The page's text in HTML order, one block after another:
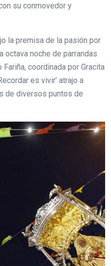
su conmovedor y
la premisa de la pasión por
octava noche de parrandas
coordinada por Gracita
es vivir’ atrajo a
de diversos puntos de